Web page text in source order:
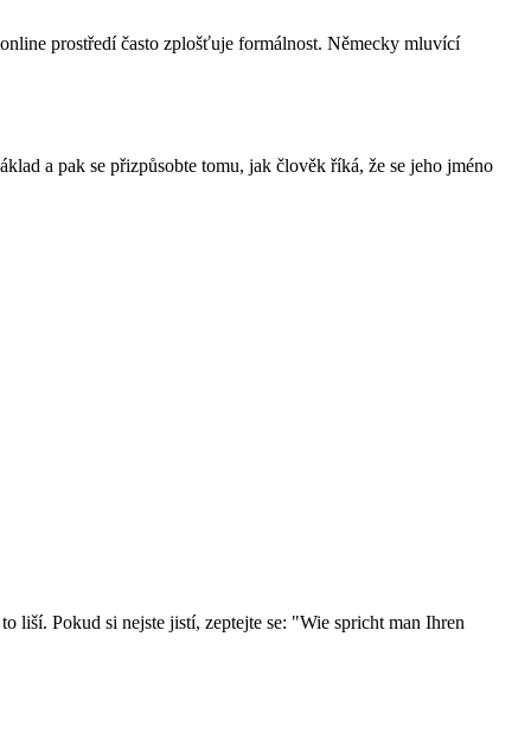
prostředí často zplošťuje formálnost. Německy mluvící
a pak se přizpůsobte tomu, jak člověk říká, že se jeho jméno
liší. Pokud si nejste jistí, zeptejte se: "Wie spricht man Ihren